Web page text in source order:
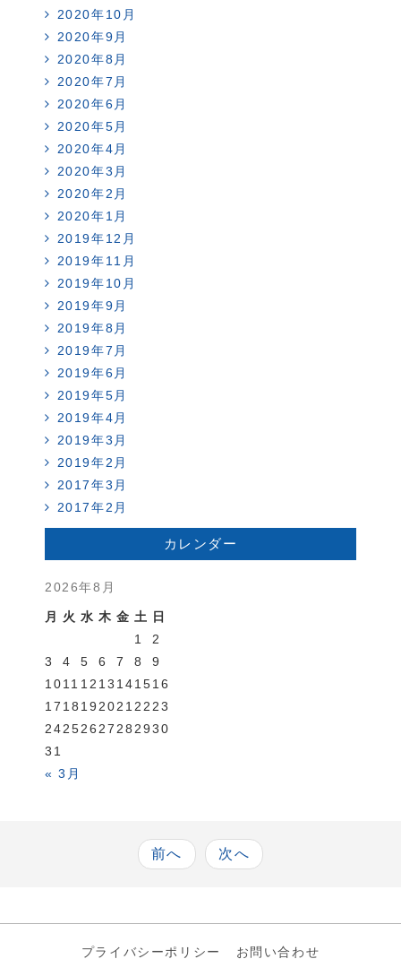
2020年10月
2020年9月
2020年8月
2020年7月
2020年6月
2020年5月
2020年4月
2020年3月
2020年2月
2020年1月
2019年12月
2019年11月
2019年10月
2019年9月
2019年8月
2019年7月
2019年6月
2019年5月
2019年4月
2019年3月
2019年2月
2017年3月
2017年2月
カレンダー
2026年8月
月 火 水 木 金 土
日
1
2
3
4 5 6 7 8
9
1011 12 13 141516
17 18 19 2021 22 23
242526 27 28 2930
31
« 3月
前へ 次へ
プライバシーポリシー お問い合わせ